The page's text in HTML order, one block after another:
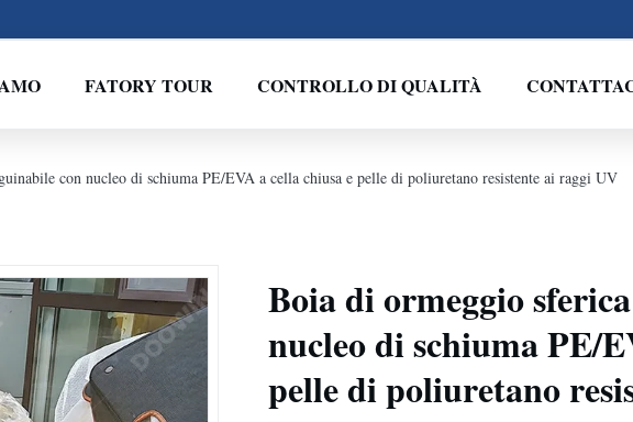
FATORY TOUR CONTROLLO DI QUALITÀ
con nucleo di schiuma PE/EVA a cella chiusa e pelle di poliuretano resistente ai raggi UV
Boia di ormeggio
nucleo di schiuma PE/
pelle di poliuretano